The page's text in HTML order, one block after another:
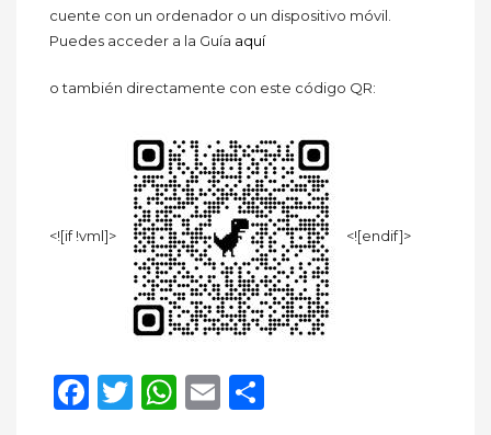
cuente con un ordenador o un dispositivo móvil.
Puedes acceder a la Guía aquí
o también directamente con este código QR:
<![if !vml]> <![endif]>
Facebook
Twitter
WhatsApp
Email